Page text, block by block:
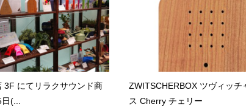
3F にてリラクサウンド商
(...
ZWITSCHERBOX ツヴィッチ
ス Cherry チェリー